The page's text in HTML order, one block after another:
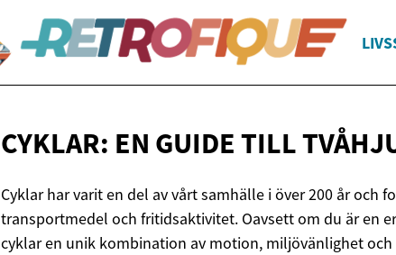
CYKLAR: EN GUIDE TILL
Cyklar har varit en del av vårt samhälle i över 200 år och
transportmedel och fritidsaktivitet. Oavsett om du är en
cyklar en unik kombination av motion, miljövänlighet